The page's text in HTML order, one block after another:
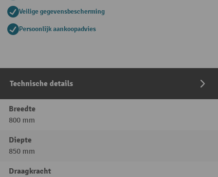
Veilige gegevensbescherming
Persoonlijk aankoopadvies
Technische details
Breedte
800 mm
Diepte
850 mm
Draagkracht